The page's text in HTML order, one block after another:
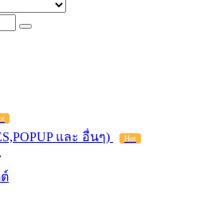
และ อื่นๆ) Hot